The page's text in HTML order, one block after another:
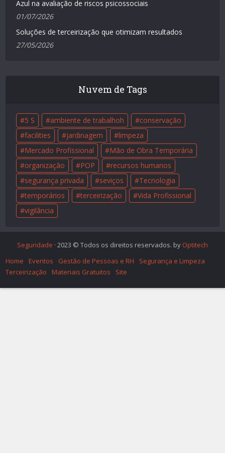
Azul na avaliação de riscos psicossociais
01/07/2026
Soluções de terceirização que otimizam resultados
27/05/2026
Nuvem de Tags
5 S ambiente de trabalhoh
conservação
facilities
jardinagem
limpeza
Mercado Profissional
Mão de Obra Temporária
organização
POP
recursos humanos
segurança privada
seviços
Tecnologia
temporários
terceirização
Vida Profissional
vigilância
Seguridade · 2023 © Todos os direitos reservados. by Optitech
Home
Eventos Gestão de Pessoas e RH
Segurança e Limpeza
Terceirização
Materiais Gratuitos Site